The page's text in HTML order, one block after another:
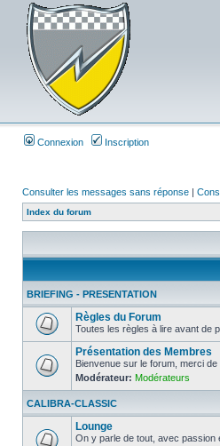
Connexion Inscription
Consulter les messages sans réponse |
Index du forum
BRIEFING - PRESENTATION
Règles du Forum
Toutes les règles à lire avant de
Présentation des Membres
Bienvenue sur le forum, merci
Modérateur: Modérateurs
CALIBRA-CLASSIC
Lounge
On y parle de tout, avec passion